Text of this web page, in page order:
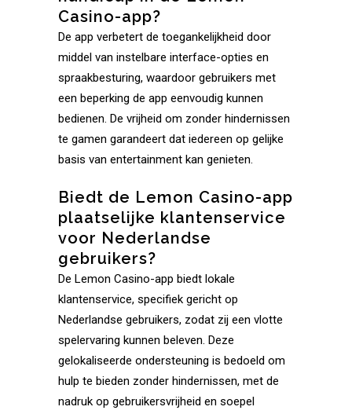
Casino-app?
De app verbetert de toegankelijkheid door
middel van instelbare interface-opties en
spraakbesturing, waardoor gebruikers met
een beperking de app eenvoudig kunnen
bedienen. De vrijheid om zonder hindernissen
te gamen garandeert dat iedereen op gelijke
basis van entertainment kan genieten.
Biedt de Lemon Casino-app
plaatselijke klantenservice
voor Nederlandse
gebruikers?
De Lemon Casino-app biedt lokale
klantenservice, specifiek gericht op
Nederlandse gebruikers, zodat zij een vlotte
spelervaring kunnen beleven. Deze
gelokaliseerde ondersteuning is bedoeld om
hulp te bieden zonder hindernissen, met de
nadruk op gebruikersvrijheid en soepel